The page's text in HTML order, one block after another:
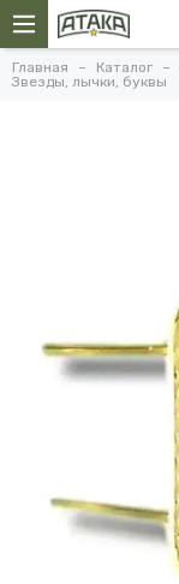
Главная Каталог
Звезды, лычки, буквы